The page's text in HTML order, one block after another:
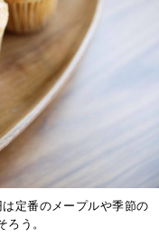
定番のメープルや季節の
ろう。